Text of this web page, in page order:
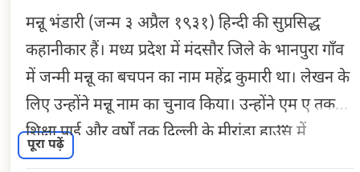
मन्नू भंडारी (जन्म ३ अप्रैल १९३१) हिन्दी की सुप्रसिद्ध
कहानीकार हैं। मध्य प्रदेश में मंदसौर जिले के भानपुरा गाँव
में जन्मी मन्नू का बचपन का नाम महेंद्र कुमारी था। लेखन के
लिए उन्होंने मन्नू नाम का चुनाव किया। उन्होंने एम ए तक
शिक्षा पाई और वर्षों तक दिल्ली के मीरांडा हाउस में
अध्यापिका रहीं। धर्मयुग में धारावाहिक रूप से प्रकाशित
पूरा पढ़ें